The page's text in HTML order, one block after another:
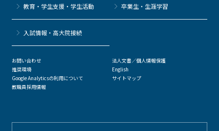
教育・学生支援・学生活動 卒業生・生涯学習
⼊試情報・高大院接続
お問い合わせ
推奨環境
Google Analyticsの利用について
教職員採用情報
法人文書／個人情報保護
English
サイトマップ